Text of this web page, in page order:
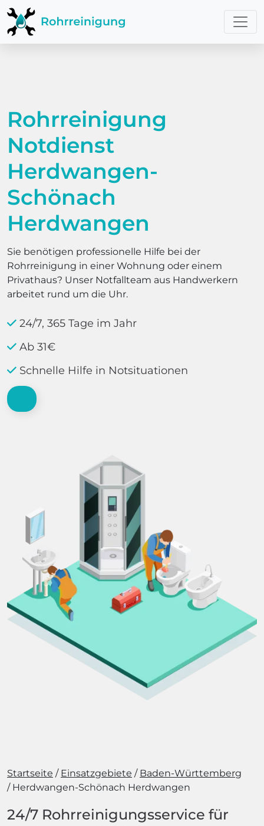
Rohrreinigung
Notdienst
Herdwangen-
Schönach
Herdwangen
Sie benötigen professionelle Hilfe bei der
Rohrreinigung in einer Wohnung oder einem
Privathaus? Unser Notfallteam aus Handwerkern
arbeitet rund um die Uhr.
24/7, 365 Tage im Jahr
Ab 31€
Schnelle Hilfe in Notsituationen
Startseite Einsatzgebiete
Baden-Württemberg
Herdwangen-Schönach Herdwangen
24/7 Rohrreinigungsservice für